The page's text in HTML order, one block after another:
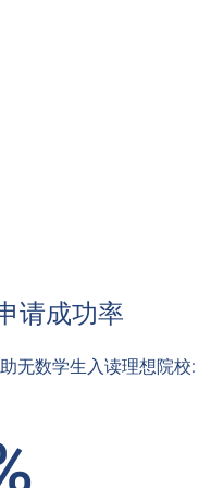
请成功率
无数学生入读理想院校: